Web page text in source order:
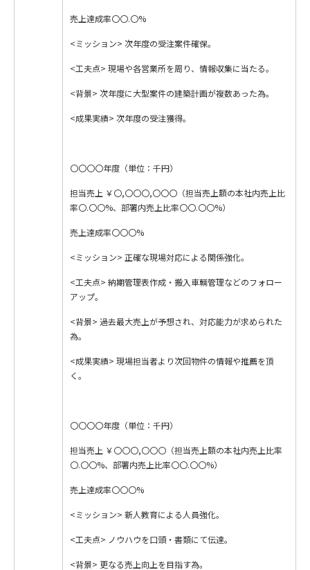
売上達成率〇〇.〇%
<ミッション> 次年度の受注案件確保。
<工夫点> 現場や各営業所を周り、情報収集に当たる。
<背景> 次年度に大型案件の建築計画が複数あった為。
<成果実績> 次年度の受注獲得。
〇〇〇〇年度（単位：千円）
担当売上 ￥〇,〇〇〇,〇〇〇（担当売上額の本社内売上比
率〇.〇〇%、部署内売上比率〇〇.〇〇%）
売上達成率〇〇〇%
<ミッション> 正確な現場対応による関係強化。
<工夫点> 納期管理表作成・搬入車輌管理などのフォロー
アップ。
<背景> 過去最大売上が予想され、対応能力が求められた
為。
<成果実績> 現場担当者より次回物件の情報や推薦を頂
く。
〇〇〇〇年度（単位：千円）
担当売上 ￥〇〇〇,〇〇〇（担当売上額の本社内売上比率
〇.〇〇%、部署内売上比率〇〇.〇〇%）
売上達成率〇〇〇%
<ミッション> 新人教育による人員強化。
<工夫点> ノウハウを口頭・書類にて伝達。
<背景> 更なる売上向上を目指す為。